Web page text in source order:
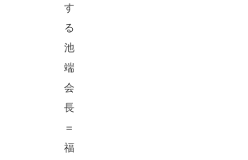
す
る
池
端
会
長
＝
福